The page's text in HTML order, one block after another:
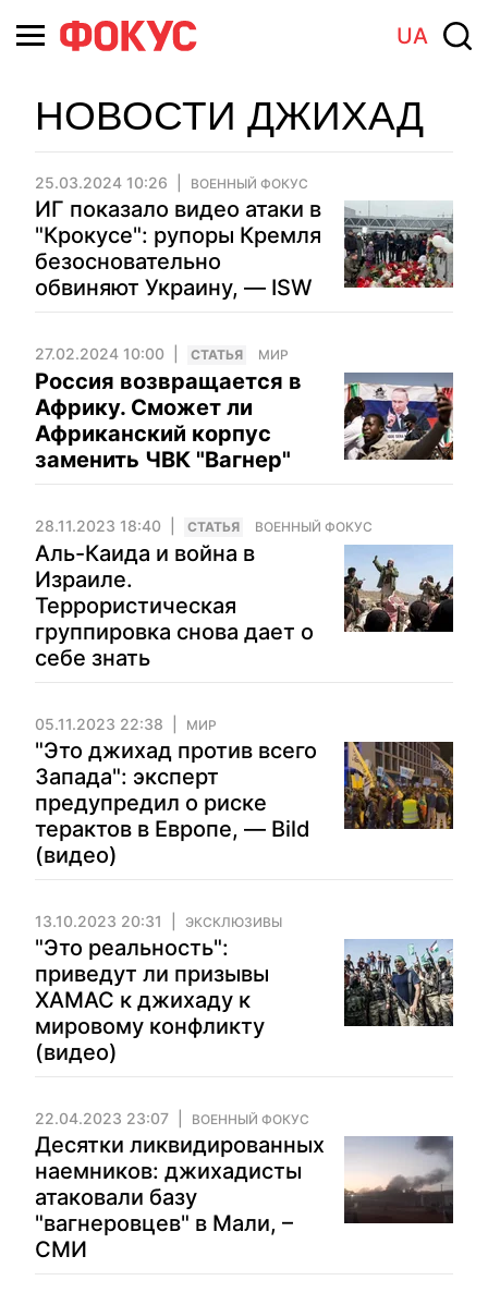
UA
НОВОСТИ ДЖИХАД
25.03.2024 10:26 ВОЕННЫЙ ФОКУС
ИГ показало видео атаки в
"Крокусе": рупоры Кремля
безосновательно
обвиняют Украину, — ISW
27.02.2024 10:00 CТАТЬЯ МИР
Россия возвращается в
Африку. Сможет ли
Африканский корпус
заменить ЧВК "Вагнер"
28.11.2023 18:40 CТАТЬЯ ВОЕННЫЙ ФОКУС
Аль-Каида и война в
Израиле.
Террористическая
группировка снова дает о
себе знать
05.11.2023 22:38 МИР
"Это джихад против всего
Запада": эксперт
предупредил о риске
терактов в Европе, — Bild
(видео)
13.10.2023 20:31 ЭКСКЛЮЗИВЫ
"Это реальность":
приведут ли призывы
ХАМАС к джихаду к
мировому конфликту
(видео)
22.04.2023 23:07 ВОЕННЫЙ ФОКУС
Десятки ликвидированных
наемников: джихадисты
атаковали базу
"вагнеровцев" в Мали, –
СМИ